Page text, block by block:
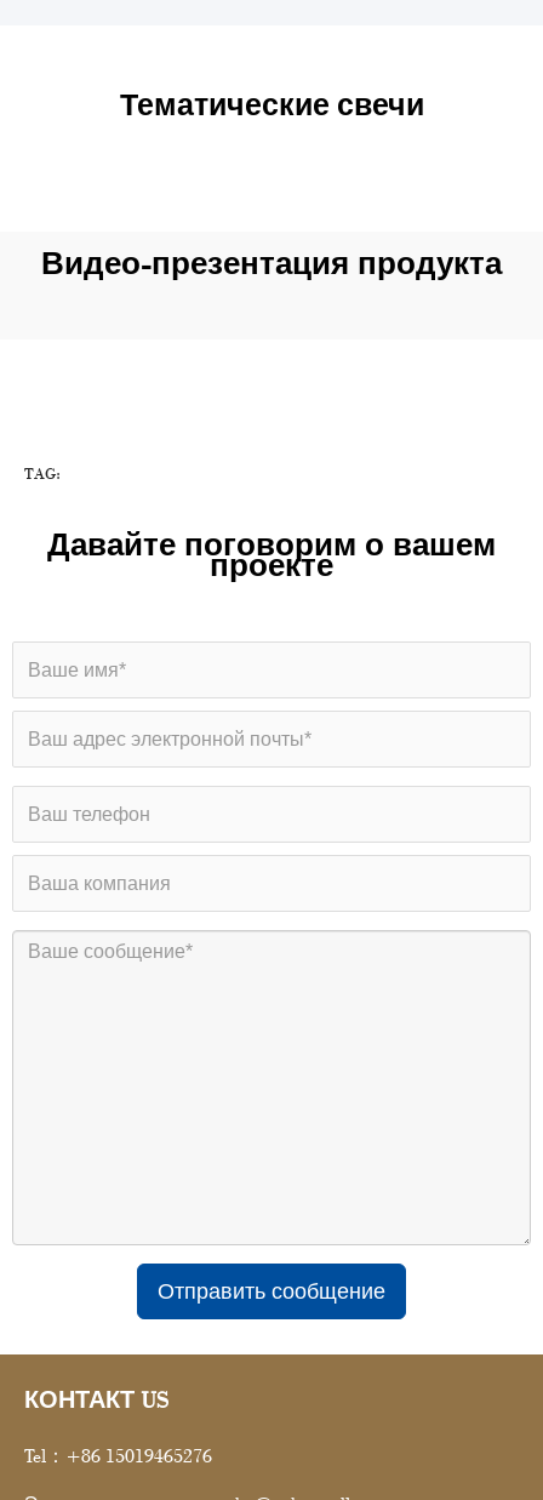
Тематические свечи
Видео-презентация продукта
TAG:
Давайте поговорим о вашем
проекте
Отправить сообщение
КОНТАКТ US
Tel：+86 15019465276